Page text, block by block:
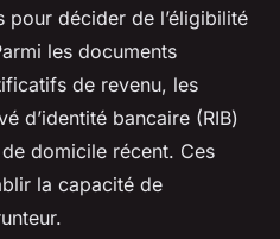
pour décider de l’éligibilité
les documents
de revenu, les
d’identité bancaire (RIB)
domicile récent. Ces
la capacité de